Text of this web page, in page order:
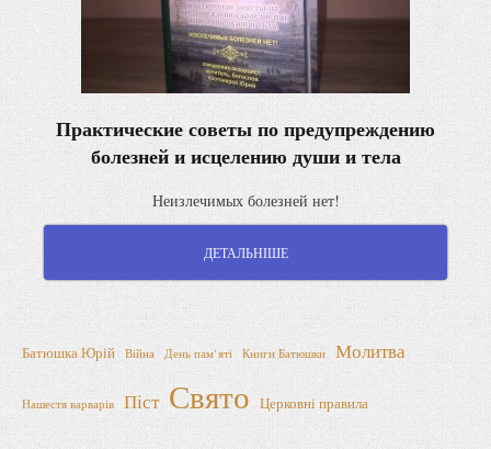
Практические советы по предупреждению
болезней и исцелению души и тела
Неизлечимых болезней нет!
ДЕТАЛЬНІШЕ
Батюшка Юрій Війна День пам’яті Книги Батюшки Молитва
Нашестя варварів Піст Свято Церковні правила